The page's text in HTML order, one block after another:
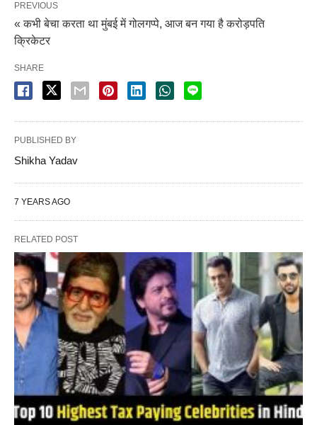
PREVIOUS
« कभी बेचा करता था मुंबई में गोलगप्पे, आज बन गया है करोड़पति
क्रिकेटर
SHARE
PUBLISHED BY
Shikha Yadav
7 YEARS AGO
RELATED POST